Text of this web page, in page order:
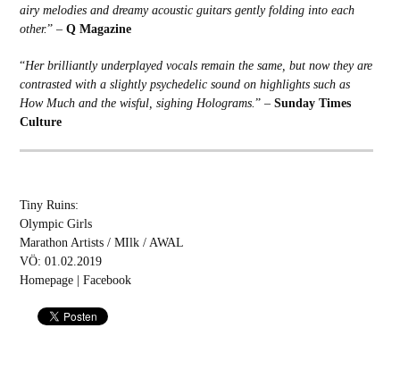
airy melodies and dreamy acoustic guitars gently folding into each
other.” –Q Magazine
“Her brilliantly underplayed vocals remain the same, but now they are
contrasted with a slightly psychedelic sound on highlights such as
How Much and the wisful, sighing Holograms. ” – Sunday Times
Culture
Tiny Ruins:
Olympic Girls
Marathon Artists / MIlk / AWAL
VÖ: 01.02.2019
Homepage| Facebook